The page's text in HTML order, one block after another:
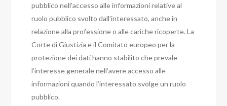
pubblico nell’accesso alle informazioni relative al
ruolo pubblico svolto dall’interessato, anche in
relazione alla professione o alle cariche ricoperte. La
Corte di Giustizia e il Comitato europeo per la
protezione dei dati hanno stabilito che prevale
l’interesse generale nell’avere accesso alle
informazioni quando l’interessato svolge un ruolo
pubblico.